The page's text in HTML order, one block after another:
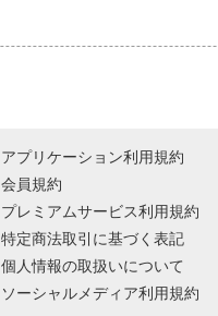
アプリケーション利用規約
会員規約
プレミアムサービス利用規約
特定商法取引に基づく表記
個人情報の取扱いについて
ソーシャルメディア利用規約